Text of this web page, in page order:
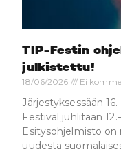
TIP-Festin
julkistettu!
18/06/2026 Ei
Järjestyksessään
Festival juhlitaan
Esitysohjelmisto on
uudesta